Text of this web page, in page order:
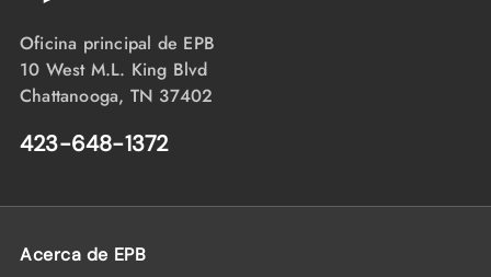
Oficina principal de EPB
10 West M.L. King Blvd
Chattanooga, TN 37402
423-648-1372
Acerca de EPB